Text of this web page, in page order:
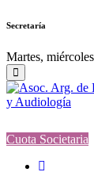
Secretaría
Martes,
Cuota Societaria